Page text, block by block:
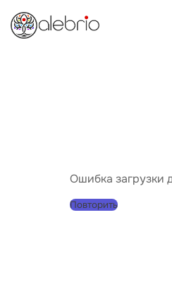
Аксессуары
Для кого Alebrio
Ошибка загрузки
Повторить